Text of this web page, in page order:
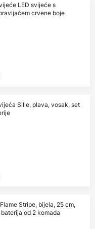
LED svijeće s
crvene boje
Sille, plava, vosak, set
Stripe, bijela, 25 cm,
od 2 komada